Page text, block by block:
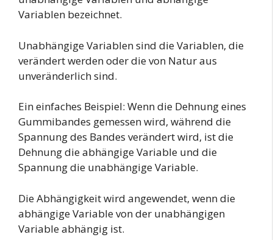
Variablen bezeichnet.
Unabhängige Variablen sind die Variablen, die
verändert werden oder die von Natur aus
unveränderlich sind.
Ein einfaches Beispiel: Wenn die Dehnung eines
Gummibandes gemessen wird, während die
Spannung des Bandes verändert wird, ist die
Dehnung die abhängige Variable und die
Spannung die unabhängige Variable.
Die Abhängigkeit wird angewendet, wenn die
abhängige Variable von der unabhängigen
Variable abhängig ist.